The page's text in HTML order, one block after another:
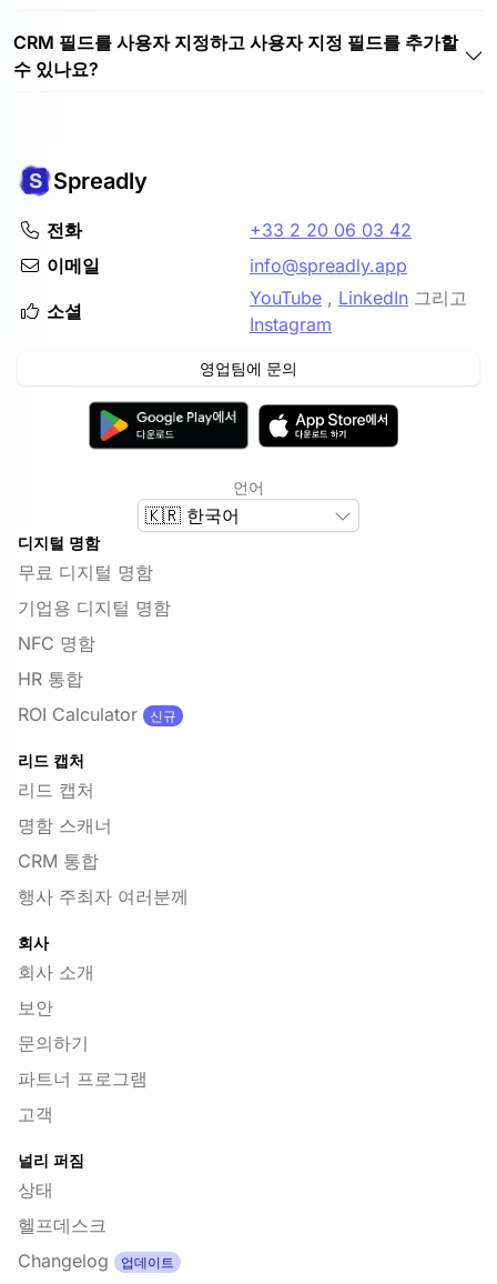
워져 팀이 데이터 정리 대신 잠재 고객을 육성하고 거래를
성사시키는 데 집중할 수 있습니다.
디지털 명함, 명함 스캐너 앱, 이벤트 배지 스캐너, 웹 리드
양식 등 워크플로우에 맞는 다양한 리드 캡처 방법을 폭넓게
지원합니다. 이러한 유연성 덕분에 리드를 캡처하고 CRM에
CRM 필드를 사용자 지정하고 사용자 지정 필드를 추가할
수 있나요?
할 수 있습니다. 이렇게 하면 Spreadly가 기존 구조를 기반
으로 구축되어 파이프라인을 더욱 체계적이고 효율적으로
만들 수 있습니다.
Spreadly
전화
+33 2 20 06 03 42
이메일
info@spreadly.app
소셜
YouTube , LinkedIn 그리고
Instagram
영업팀에 문의
언어
🇰🇷 한국어
디지털 명함
무료 디지털 명함
기업용 디지털 명함
NFC 명함
HR 통합
ROI Calculator
신규
리드 캡처
리드 캡처
명함 스캐너
CRM 통합
행사 주최자 여러분께
회사
회사 소개
보안
문의하기
파트너 프로그램
고객
널리 퍼짐
상태
헬프데스크
Changelog
업데이트